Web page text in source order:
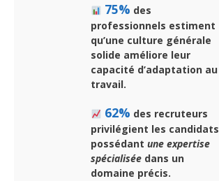
75% des
professionnels estiment
qu’une culture générale
solide améliore leur
capacité d’adaptation au
travail.
62% des recruteurs
privilégient les candidats
possédant une expertise
spécialisée dans un
domaine précis.